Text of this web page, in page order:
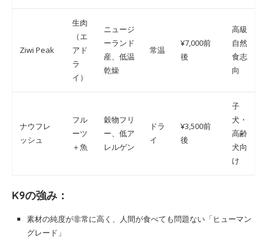
Ziwi Peak
生肉
（エ
アド
ラ
イ）
ニュージ
ーランド
産、低温
乾燥
常温
¥7,000前
後
高級
自然
食志
向
ナウフレ
ッシュ
フル
ーツ
＋魚
穀物フリ
ー、低ア
レルゲン
ドラ
イ
¥3,500前
後
子
犬・
高齢
犬向
け
K9の強み：
素材の純度が非常に高く、人間が食べても問題ない「ヒューマン
グレード」